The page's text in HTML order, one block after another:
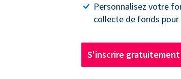
Personnalisez votre
collecte de fonds
S'inscrire gratuitement